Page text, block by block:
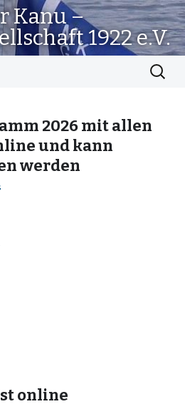
Kanu –
1922 e.V.
Suchen
nach:
2026 mit allen
und kann
werden
online